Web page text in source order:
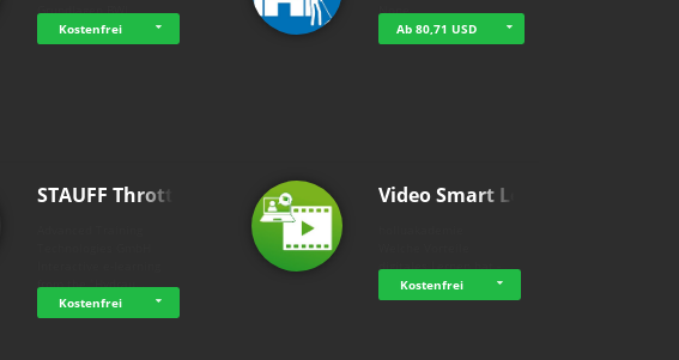
Grundlagen BWL
Kostenfrei
None
Ab 80,71 USD
STAUFF Throttle…
from the "Hydrau…
Kostenfrei
Video Smart Lea…
digitales Lernen hat - …
Kostenfrei